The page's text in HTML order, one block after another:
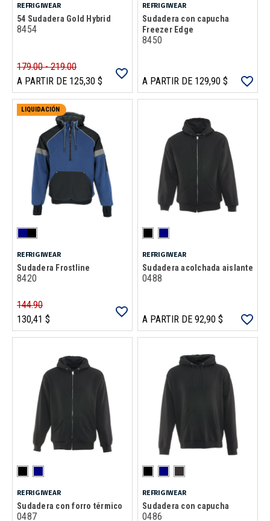
REFRIGIWEAR
54 Sudadera Gold Hybrid
8454
179.00 - 219.00
A PARTIR DE 125,30 $
REFRIGIWEAR
Sudadera con capucha
Freezer Edge
8450
A PARTIR DE 129,90 $
LIQUIDACIÓN
REFRIGIWEAR
Sudadera Frostline
8420
144.90
130,41 $
REFRIGIWEAR
Sudadera acolchada aislante
0488
A PARTIR DE 92,90 $
REFRIGIWEAR
Sudadera con forro térmico
0487
REFRIGIWEAR
Sudadera con capucha
0486